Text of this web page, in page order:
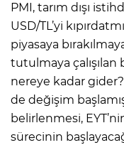
PMI, tarım dışı
USD/TL’yi
piyasaya
tutulmaya çalışılan
nereye kadar
de değişim
belirlenmesi,
sürecinin